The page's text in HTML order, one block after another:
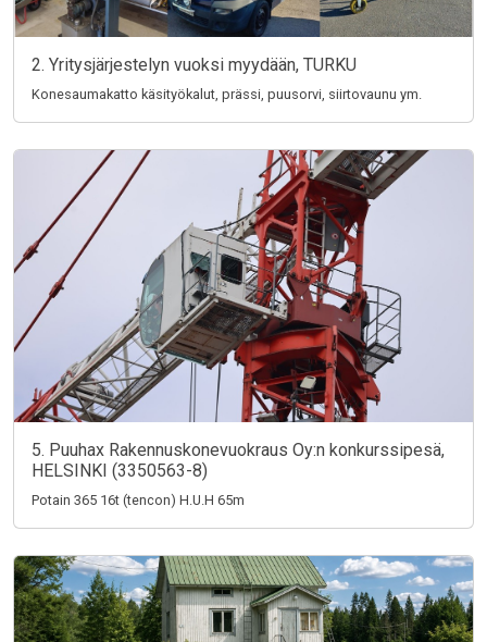
2. Yritysjärjestelyn vuoksi myydään, TURKU
Konesaumakatto käsityökalut, prässi, puusorvi, siirtovaunu ym.
5. Puuhax Rakennuskonevuokraus Oy:n konkurssipesä,
HELSINKI (3350563-8)
Potain 365 16t (tencon) H.U.H 65m